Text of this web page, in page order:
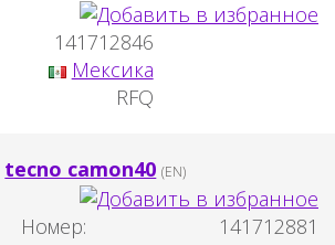
141712846
Мексика
RFQ
tecno camon40 (EN)
Номер:
141712881